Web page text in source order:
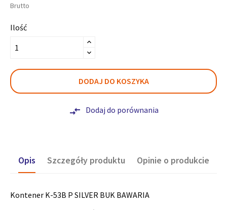
Brutto
Ilość
DODAJ DO KOSZYKA
compare_arrows Dodaj do porównania
Opis Szczegóły produktu Opinie o produkcie
Kontener K-53B P SILVER BUK BAWARIA